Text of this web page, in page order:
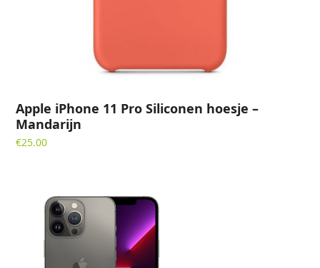
Apple iPhone 11 Pro Siliconen hoesje –
Mandarijn
€25.00